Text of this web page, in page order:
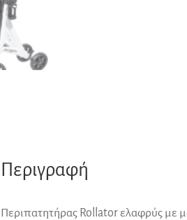
Περιγραφή
Περιπατητήρας Rollator ελαφρύς με